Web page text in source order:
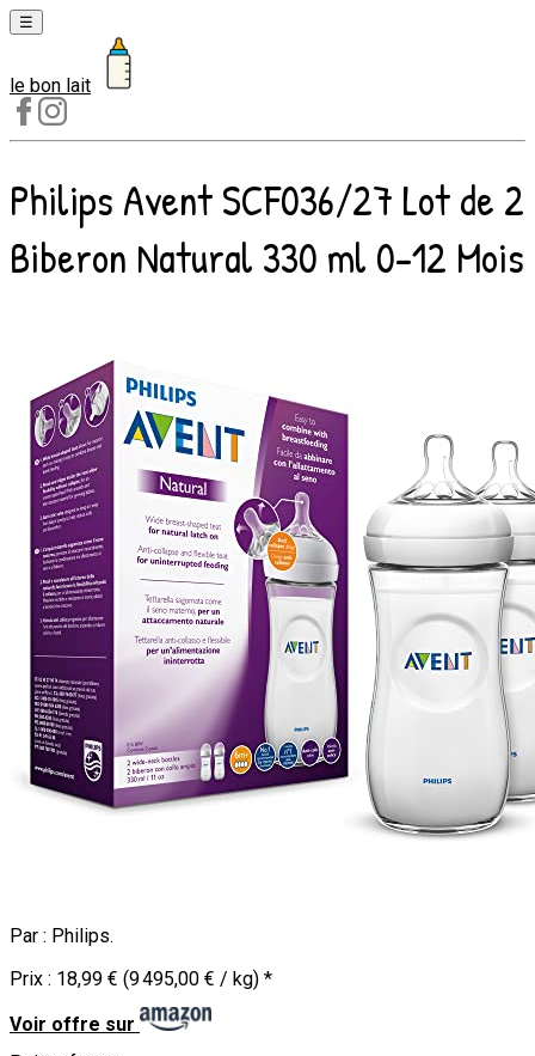
☰
Laits
1er
âge
Laits
2e
âge
croissance
le bon lait
Philips Avent SCF036/27 Lot de 2
Biberon Natural 330 ml 0-12 Mois
Par : Philips.
Prix : 18,99 € (9 495,00 € / kg) *
Voir offre sur